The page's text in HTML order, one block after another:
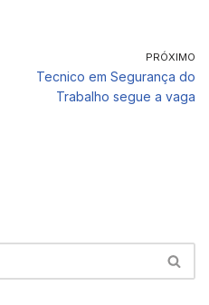
PRÓXIMO
Tecnico em Segurança do
Trabalho segue a vaga